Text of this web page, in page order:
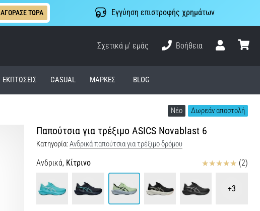
ΑΓΟΡΑΣΕ ΤΩΡΑ Εγγύηση επιστροφής χρημάτων
Σχετικά μ' εμάς
Βοήθεια
ΕΚΠΤΩΣΕΙΣ CASUAL ΜΆΡΚΕΣ BLOG
Νέο Δωρεάν αποστολή
Παπούτσια για τρέξιμο ASICS Novablast 6
Κατηγορία:Ανδρικά παπούτσια για τρέξιμο δρόμου
Ανδρικά, Κίτρινο Κριτικές (2)
+3